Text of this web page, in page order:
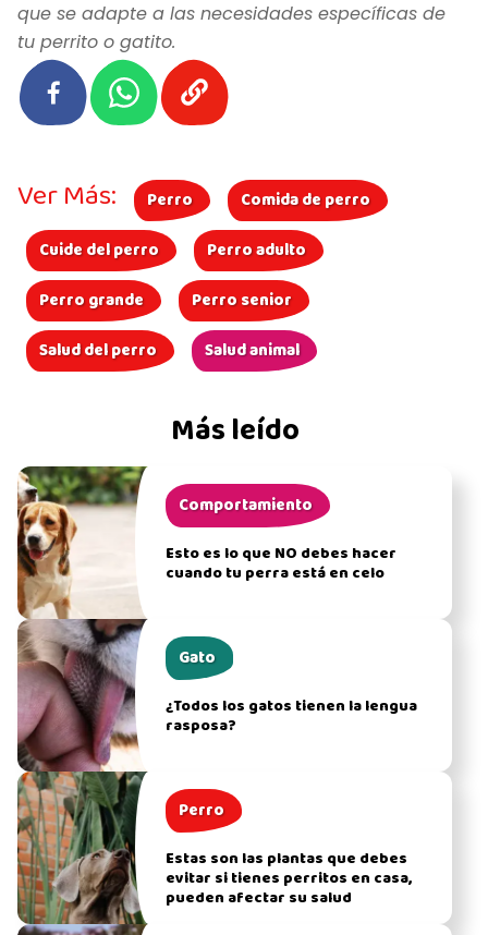
que se adapte a las necesidades específicas de
tu perrito o gatito.
Más leído
Comportamiento
Esto es lo que NO debes hacer
cuando tu perra está en celo
Gato
¿Todos los gatos tienen la lengua
rasposa?
Perro
Estas son las plantas que debes
evitar si tienes perritos en casa,
pueden afectar su salud
Ver Más: Perro
Comida de perro
Cuide del perro
Perro adulto
Perro grande
Perro senior
Salud del perro
Salud animal